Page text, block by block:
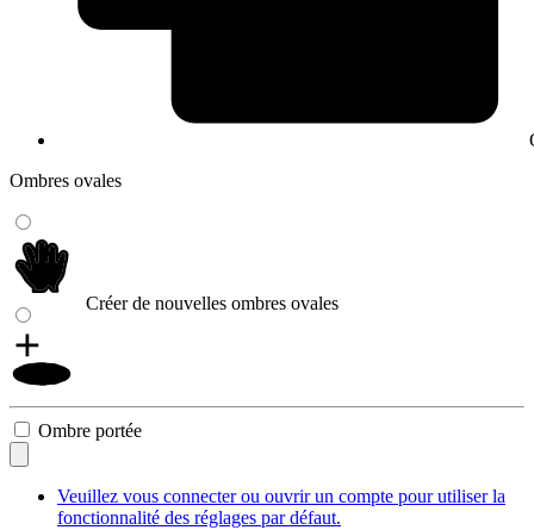
Ombres ovales
Créer de nouvelles ombres ovales
Ombre portée
Veuillez vous connecter ou ouvrir un compte pour utiliser la
fonctionnalité des réglages par défaut.